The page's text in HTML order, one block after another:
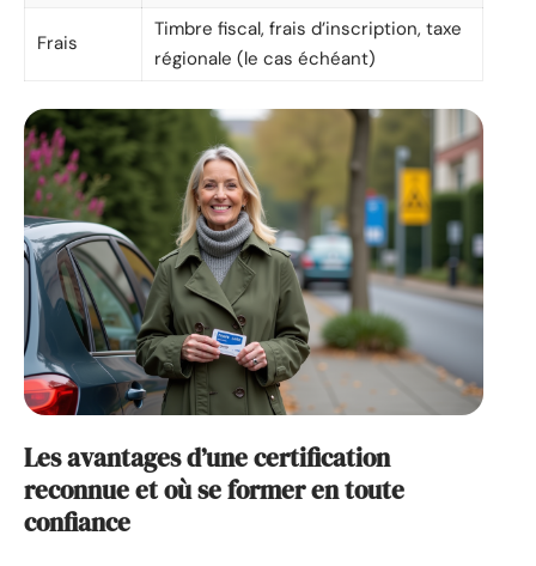
Frais
Timbre fiscal, frais d’inscription, taxe
régionale (le cas échéant)
Les avantages d’une certification
reconnue et où se former en toute
confiance